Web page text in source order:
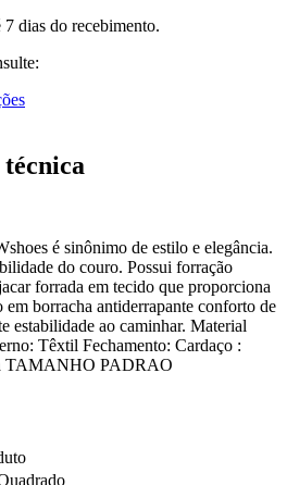
dias do recebimento.
é sinônimo de estilo e elegância.
do couro. Possui forração
forrada em tecido que proporciona
em borracha antiderrapante conforto de
estabilidade ao caminhar. Material
Têxtil Fechamento: Cardaço :
TAMANHO PADRAO